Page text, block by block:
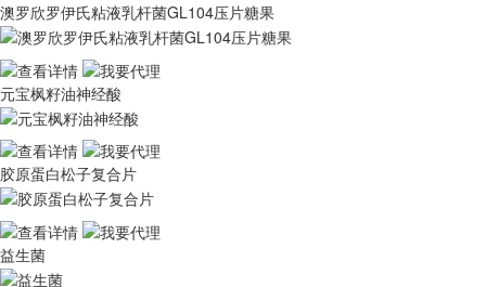
澳罗欣罗伊氏粘液乳杆菌GL104压片糖果
元宝枫籽油神经酸
胶原蛋白松子复合片
益生菌